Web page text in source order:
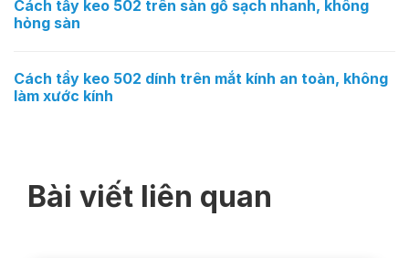
Cách tẩy keo 502 trên sàn gỗ sạch nhanh, không
hỏng sàn
Cách tẩy keo 502 dính trên mắt kính an toàn, không
làm xước kính
Bài viết liên quan